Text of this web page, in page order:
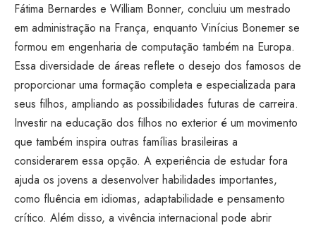
Fátima Bernardes e William Bonner, concluiu um mestrado
em administração na França, enquanto Vinícius Bonemer se
formou em engenharia de computação também na Europa.
Essa diversidade de áreas reflete o desejo dos famosos de
proporcionar uma formação completa e especializada para
seus filhos, ampliando as possibilidades futuras de carreira.
Investir na educação dos filhos no exterior é um movimento
que também inspira outras famílias brasileiras a
considerarem essa opção. A experiência de estudar fora
ajuda os jovens a desenvolver habilidades importantes,
como fluência em idiomas, adaptabilidade e pensamento
crítico. Além disso, a vivência internacional pode abrir